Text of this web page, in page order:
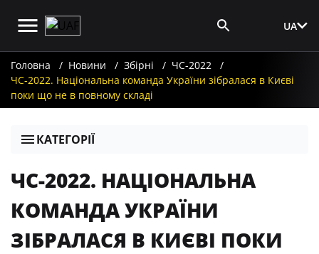
UA
Головна Новини Збірні
ЧС-2022
ЧС-2022. Національна команда України зібралася в Києві
поки що не в повному складі
КАТЕГОРІЇ
ЧС-2022. НАЦІОНАЛЬНА
КОМАНДА УКРАЇНИ
ЗІБРАЛАСЯ В КИЄВІ ПОКИ